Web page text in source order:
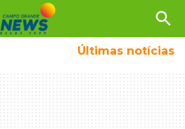
search
Últimas notícias